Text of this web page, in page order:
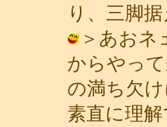
り、三脚
＞あおネ
からやっ
の満ち欠
素直に理解